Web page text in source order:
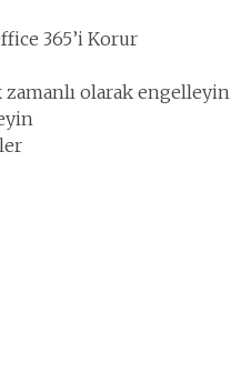
365’i Korur
olarak engelleyin